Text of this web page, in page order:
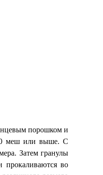
порошком и
меш или выше. С
Затем гранулы
прокаливаются во